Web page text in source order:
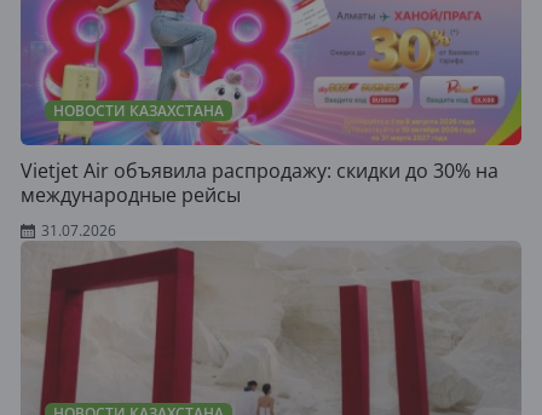
НОВОСТИ КАЗАХСТАНА
Vietjet Air объявила распродажу: скидки до 30% на
международные рейсы
31.07.2026